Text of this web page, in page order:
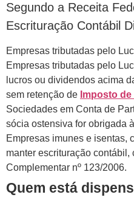
Segundo a Receita
Escrituração Contábil
Empresas tributadas pelo
Empresas tributadas pelo
lucros ou dividendos acima
sem retenção de Imposto
Sociedades em Conta de
sócia ostensiva for obrigada
Empresas imunes e isentas,
manter escrituração contábil,
Complementar nº 123/2006.
Quem está